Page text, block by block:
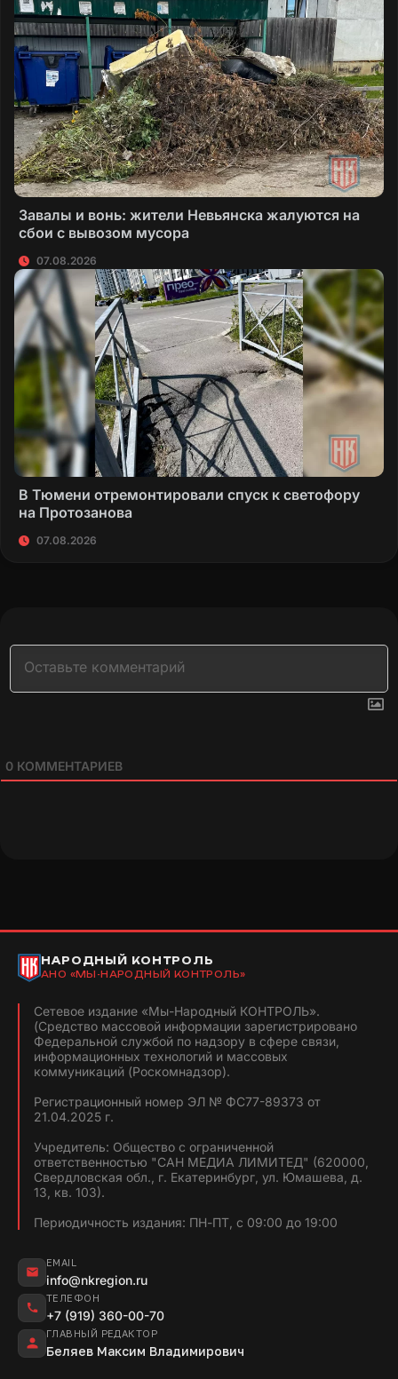
Завалы и вонь: жители Невьянска жалуются на
сбои с вывозом мусора
07.08.2026
В Тюмени отремонтировали спуск к светофору
на Протозанова
07.08.2026
0 КОММЕНТАРИЕВ
НАРОДНЫЙ КОНТРОЛЬ
АНО «МЫ-НАРОДНЫЙ КОНТРОЛЬ»
Сетевое издание «Мы-Народный КОНТРОЛЬ».
(Средство массовой информации зарегистрировано
Федеральной службой по надзору в сфере связи,
информационных технологий и массовых
коммуникаций (Роскомнадзор).
Регистрационный номер ЭЛ № ФС77-89373 от
21.04.2025 г.
Учредитель: Общество с ограниченной
ответственностью "САН МЕДИА ЛИМИТЕД" (620000,
Свердловская обл., г. Екатеринбург, ул. Юмашева, д.
13, кв. 103).
Периодичность издания: ПН-ПТ, с 09:00 до 19:00
EMAIL
info@nkregion.ru
ТЕЛЕФОН
+7 (919) 360-00-70
ГЛАВНЫЙ РЕДАКТОР
Беляев Максим Владимирович